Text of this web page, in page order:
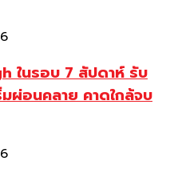
ในรอบ 7 สัปดาห์ รับ
ผ่อนคลาย คาดใกล้จบ